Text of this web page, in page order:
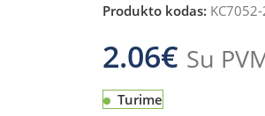
Produkto kodas:
2.06€ Su
Turime